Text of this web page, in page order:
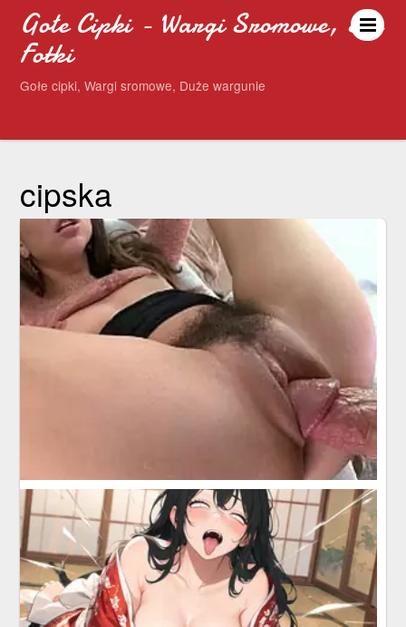
Gołe Cipki - Wargi Sromowe, Sex
Fotki
Gołe cipki, Wargi sromowe, Duże wargunie
cipska